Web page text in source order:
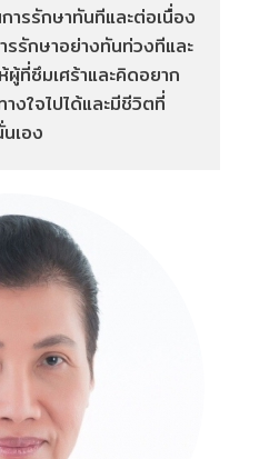
ารรักษาทันทีและต่อเนื่อง
รรักษาอย่างทันท่วงทีและ
ผู้ที่ซึมเศร้าและคิดอยาก
งใจไปได้และมีชีวิตที่
เอง